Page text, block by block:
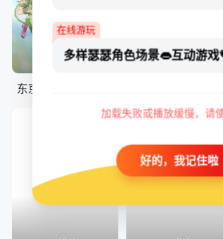
12集全
东京猫猫 NEW～♡
12集全
在线游玩
多样瑟瑟角色场景👄互动游
加载失败或播放缓慢，请
好的，我记住啦